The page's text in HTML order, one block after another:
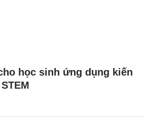
học sinh ứng dụng kiến